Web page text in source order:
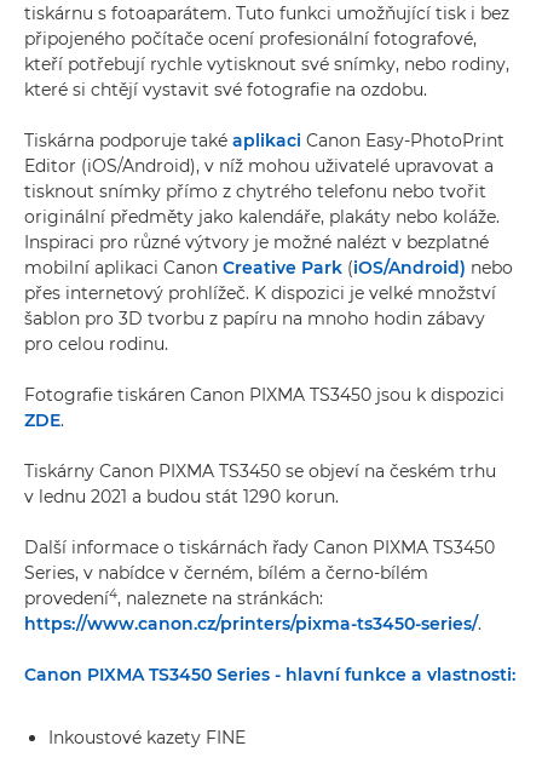
tiskárnu s fotoaparátem. Tuto funkci umožňující tisk i bez
připojeného počítače ocení profesionální fotografové,
kteří potřebují rychle vytisknout své snímky, nebo rodiny,
které si chtějí vystavit své fotografie na ozdobu.
Tiskárna podporuje také aplikaci Canon Easy-PhotoPrint
Editor (iOS/Android), v níž mohou uživatelé upravovat a
tisknout snímky přímo z chytrého telefonu nebo tvořit
originální předměty jako kalendáře, plakáty nebo koláže.
Inspiraci pro různé výtvory je možné nalézt v bezplatné
mobilní aplikaci Canon Creative Park (iOS/Android) nebo
přes internetový prohlížeč. K dispozici je velké množství
šablon pro 3D tvorbu z papíru na mnoho hodin zábavy
pro celou rodinu.
Fotografie tiskáren Canon PIXMA TS3450 jsou k dispozici
ZDE.
Tiskárny Canon PIXMA TS3450 se objeví na českém trhu
v lednu 2021 a budou stát 1290 korun.
Další informace o tiskárnách řady Canon PIXMA TS3450
Series, v nabídce v černém, bílém a černo-bílém
provedení4, naleznete na stránkách:
https://www.canon.cz/printers/pixma-ts3450-series/.
Canon PIXMA TS3450 Series - hlavní funkce a vlastnosti:
Inkoustové kazety FINE